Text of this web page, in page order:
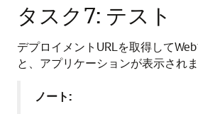
タスク7: テスト
デプロイメントURLを取得して
と、アプリケーションが表示されま
ノート: